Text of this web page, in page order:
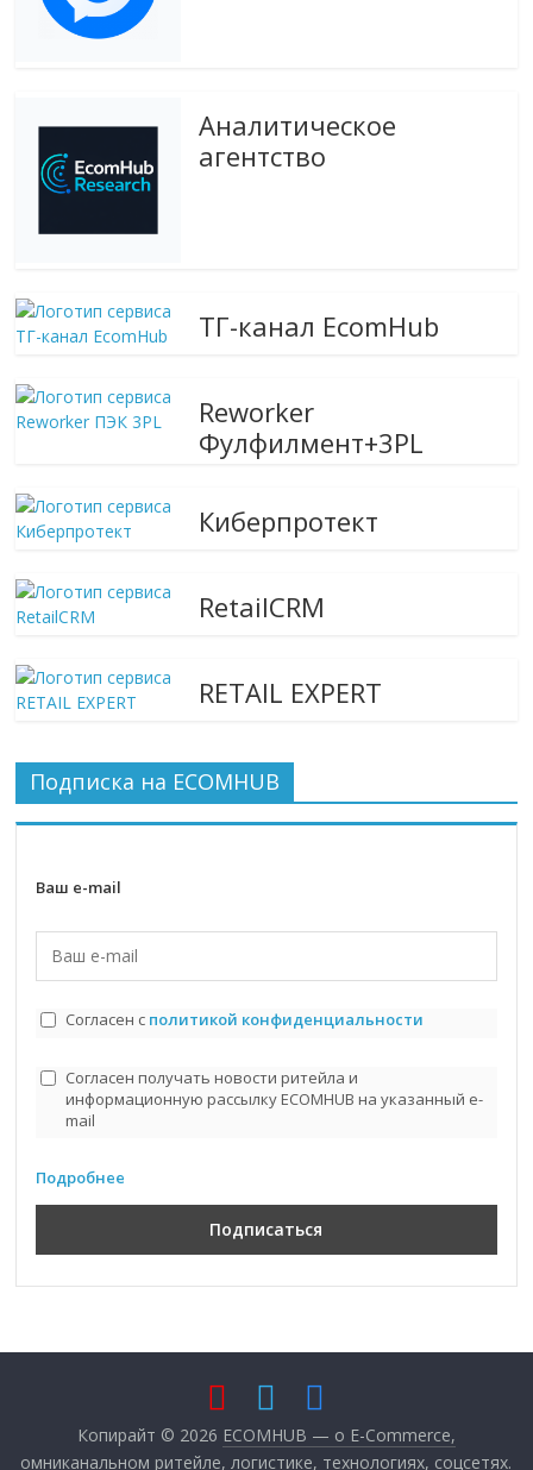
Аналитическое
агентство
ТГ-канал EcomHub
Reworker
Фулфилмент+3PL
Киберпротект
RetailCRM
RETAIL EXPERT
Подписка на ECOMHUB
Ваш e-mail
Согласен с политикой конфиденциальности
Согласен получать новости ритейла и
информационную рассылку ECOMHUB на указанный e-
mail
Подробнее
Копирайт © 2026 ECOMHUB — о E-Commerce,
омниканальном ритейле, логистике, технологиях, соцсетях.